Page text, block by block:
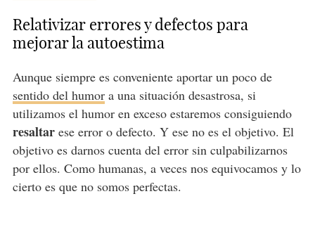
Relativizar errores y defectos para
mejorar la autoestima
Aunque siempre es conveniente aportar un poco de
sentido del humora una situación desastrosa, si
utilizamos el humor en exceso estaremos consiguiendo
resaltarese error o defecto. Y ese no es el objetivo. El
objetivo es darnos cuenta del error sin culpabilizarnos
por ellos. Como humanas, a veces nos equivocamos y lo
cierto es que no somos perfectas.